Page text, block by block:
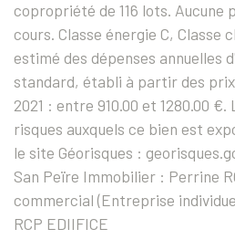
copropriété de 116 lots. Aucune
cours. Classe énergie C, Classe
estimé des dépenses annuelles
standard, établi à partir des
2021 : entre 910.00 et 1280.00
risques auxquels ce bien est
le site Géorisques :
San Peïre Immobilier : Perrine
commercial (Entreprise
RCP EDIIFICE